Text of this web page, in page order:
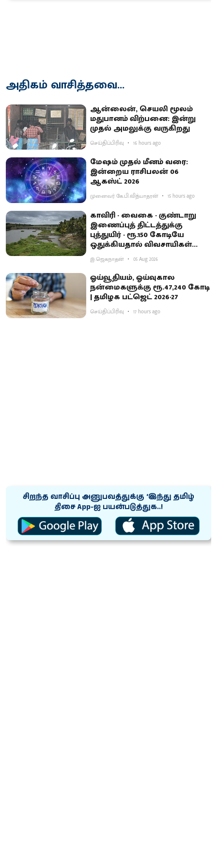
அதிகம் வாசித்தவை...
ஆன்லைன், செயலி மூலம்
மதுபானம் விற்பனை: இன்று
முதல் அமலுக்கு வருகிறது
செய்திப்பிரிவு 16 hours ago
மேஷம் முதல் மீனம் வரை:
இன்றைய ராசிபலன் 06
ஆகஸ்ட் 2026
முனைவர் கே.பி.வித்யாதரன் 15 hours ago
காவிரி - வைகை - குண்டாறு
இணைப்புத் திட்டத்துக்கு
புத்துயிர் - ரூ.150 கோடியே
ஒதுக்கியதால் விவசாயிகள்
ஏமாற்றம்
இ.ஜெகநாதன் 05 Aug 2026
ஓய்வூதியம், ஓய்வுகால
நன்மைகளுக்கு ரூ.47,240 கோடி
| தமிழக பட்ஜெட் 2026-27
செய்திப்பிரிவு 17 hours ago
சிறந்த வாசிப்பு அனுபவத்துக்கு ‘இந்து தமிழ்
திசை App-ஐ பயன்படுத்துக..!